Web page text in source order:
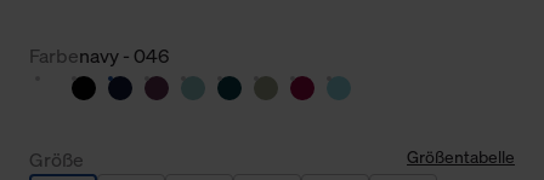
Farbenavy - 046
Größe Größentabelle